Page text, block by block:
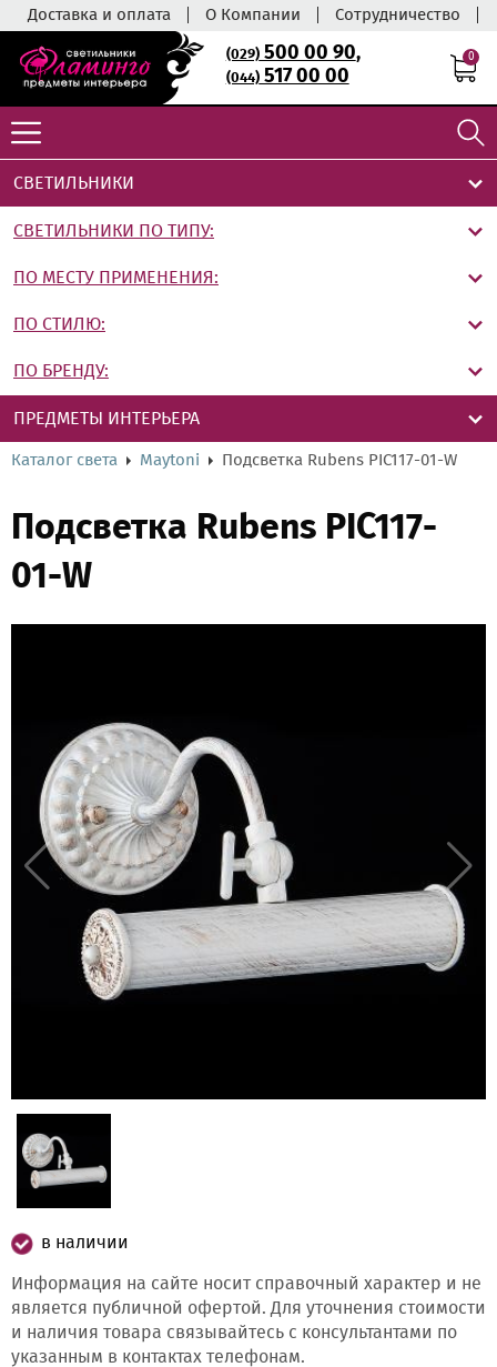
Доставка и оплата О Компании Сотрудничество
(029)500 00 90,
(044)517 00 00
0
СВЕТИЛЬНИКИ
СВЕТИЛЬНИКИ ПО ТИПУ:
ПО МЕСТУ ПРИМЕНЕНИЯ:
ПО СТИЛЮ:
ПО БРЕНДУ:
ПРЕДМЕТЫ ИНТЕРЬЕРА
Каталог света Maytoni Подсветка Rubens PIC117-01-W
Подсветка Rubens PIC117-
01-W
в наличии
Информация на сайте носит справочный характер и не
является публичной офертой. Для уточнения стоимости
и наличия товара связывайтесь с консультантами по
указанным в контактах телефонам.